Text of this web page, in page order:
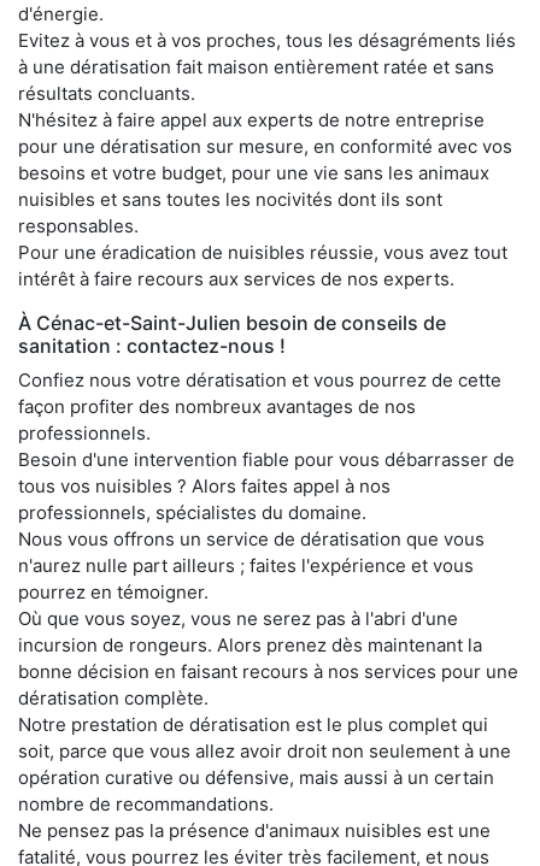
d'énergie.
Evitez à vous et à vos proches, tous les désagréments liés
à une dératisation fait maison entièrement ratée et sans
résultats concluants.
N'hésitez à faire appel aux experts de notre entreprise
pour une dératisation sur mesure, en conformité avec vos
besoins et votre budget, pour une vie sans les animaux
nuisibles et sans toutes les nocivités dont ils sont
responsables.
Pour une éradication de nuisibles réussie, vous avez tout
intérêt à faire recours aux services de nos experts.
À Cénac-et-Saint-Julien besoin de conseils de
sanitation : contactez-nous !
Confiez nous votre dératisation et vous pourrez de cette
façon profiter des nombreux avantages de nos
professionnels.
Besoin d'une intervention fiable pour vous débarrasser de
tous vos nuisibles ? Alors faites appel à nos
professionnels, spécialistes du domaine.
Nous vous offrons un service de dératisation que vous
n'aurez nulle part ailleurs ; faites l'expérience et vous
pourrez en témoigner.
Où que vous soyez, vous ne serez pas à l'abri d'une
incursion de rongeurs. Alors prenez dès maintenant la
bonne décision en faisant recours à nos services pour une
dératisation complète.
Notre prestation de dératisation est le plus complet qui
soit, parce que vous allez avoir droit non seulement à une
opération curative ou défensive, mais aussi à un certain
nombre de recommandations.
Ne pensez pas la présence d'animaux nuisibles est une
fatalité, vous pourrez les éviter très facilement, et nous